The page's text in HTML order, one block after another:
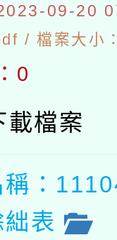
09-20
/ 檔案大小
0
載檔案
稱：
表